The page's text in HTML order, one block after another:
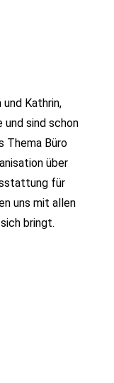
und Kathrin,
sind schon
Thema Büro
über
für
uns mit allen
bringt.